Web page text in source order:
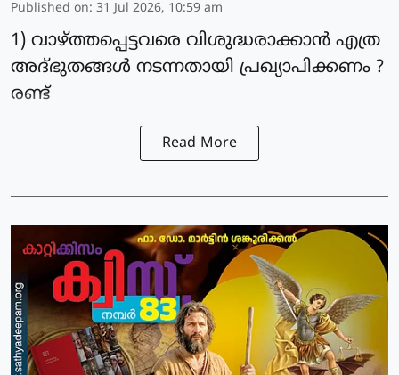
Published on: 31 Jul 2026, 10:59 am
1) വാഴ്ത്തപ്പെട്ടവരെ വിശുദ്ധരാക്കാൻ എത്ര
അദ്ഭുതങ്ങൾ നടന്നതായി പ്രഖ്യാപിക്കണം ?
രണ്ട്
Read More